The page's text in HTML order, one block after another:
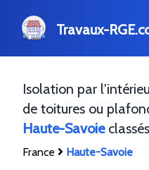
Travaux-
Isolation par
de toitures ou
Haute-Savoie
France Haute-Savoie